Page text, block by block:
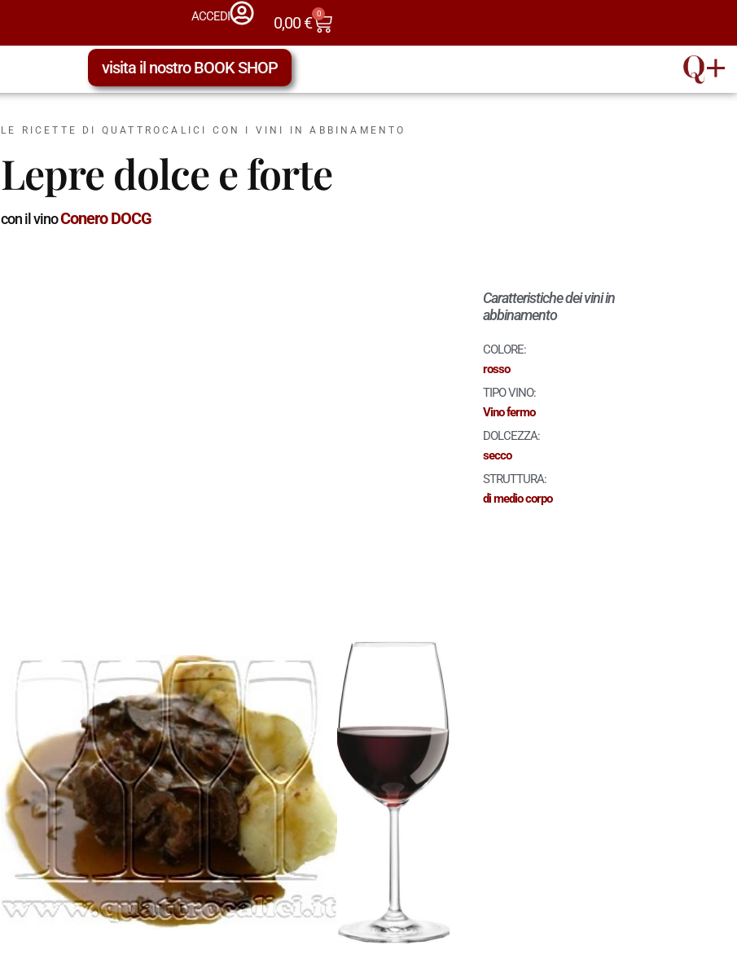
ACCEDI 0,00€ 0
visita il nostro BOOK SHOP
LE RICETTE DI QUATTROCALICI CON I VINI IN ABBINAMENTO
Lepre dolce e forte
con il vinoConero DOCG
Caratteristiche dei vini in
abbinamento
COLORE:
rosso
TIPO VINO:
Vino fermo
DOLCEZZA:
secco
STRUTTURA:
di medio corpo